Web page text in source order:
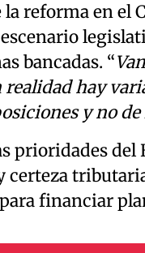
reforma en el
bancadas. “
hay
y no
prioridades del
financiar